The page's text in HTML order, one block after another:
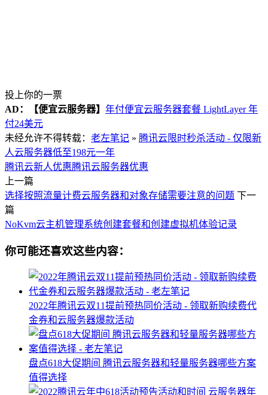
投上你的一票
AD：
【便宜云服务器】 年付便宜云服务器套餐 LightLayer 年
付24美元
未经允许不得转载： 老左笔记 » 腾讯云限时秒杀活动 - 仅限新
人云服务器低至198元一年
腾讯云新人优惠腾讯云服务器优惠
上一篇
选择按照流量计费云服务器和对象存储需要注意的问题 下一
篇
NoKvm云主机管理系统创建套餐和创建虚拟机体验记录
你可能还喜欢这些内容：
2022年腾讯云双11提前预热同价活动 - 领取新购续费代
金券和云服务器爆款活动
盘点618大促期间 腾讯云服务器和轻量服务器哪些方案
值得选择